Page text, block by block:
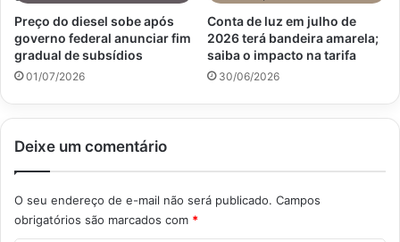
Preço do diesel sobe após
governo federal anunciar fim
gradual de subsídios
01/07/2026
Conta de luz em julho de
2026 terá bandeira amarela;
saiba o impacto na tarifa
30/06/2026
Deixe um comentário
O seu endereço de e-mail não será publicado. Campos
obrigatórios são marcados com *